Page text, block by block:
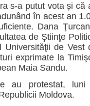
s-a putut vota și că
în acest an
Dana Ţurcan
de Ştiinţe
Universităţii de Vest
exprimate la
Maia Sandu.
au protestat,
Moldova.